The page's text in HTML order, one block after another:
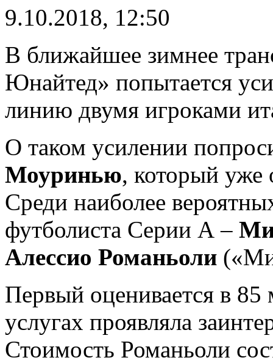
9.10.2018, 12:50
В ближайшее зимнее
Юнайтед» попытается
линию двумя игроками
О таком усилении
Моуринью, который уже
Среди наиболее
футболиста Серии А –
Алессио Романьоли
Первый оценивается в 85
услугах проявляла
Стоимость Романьоли